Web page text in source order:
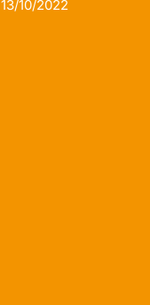
13/10/2022